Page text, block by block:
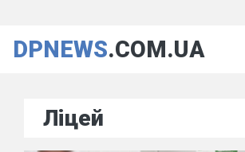
DPNEWS.COM.UA
Ліцей